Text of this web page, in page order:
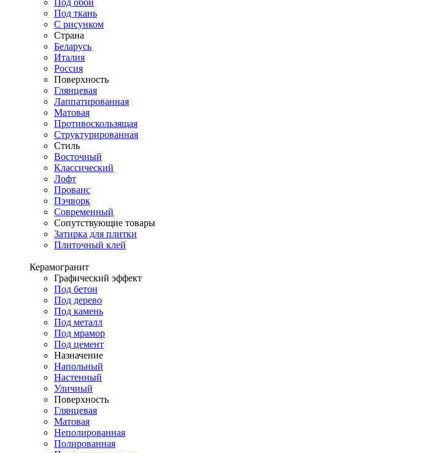
Под обои
Под ткань
С рисунком
Страна
Беларусь
Италия
Россия
Поверхность
Глянцевая
Лаппатированная
Матовая
Противоскользящая
Структурированная
Стиль
Восточный
Классический
Лофт
Прованс
Пэчворк
Современный
Сопутствующие товары
Затирка для плитки
Плиточный клей
Керамогранит
Графический эффект
Под бетон
Под дерево
Под камень
Под металл
Под мрамор
Под цемент
Назначение
Напольный
Настенный
Уличный
Поверхность
Глянцевая
Матовая
Неполированная
Полированная